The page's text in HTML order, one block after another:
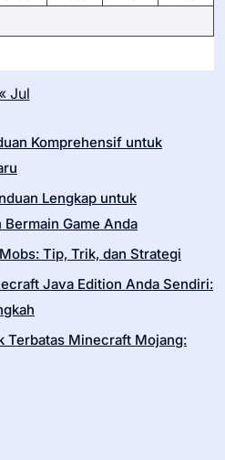
« Jul
Komprehensif untuk
Lengkap untuk
Game Anda
Tip, Trik, dan Strategi
Java Edition Anda Sendiri:
Terbatas Minecraft Mojang: